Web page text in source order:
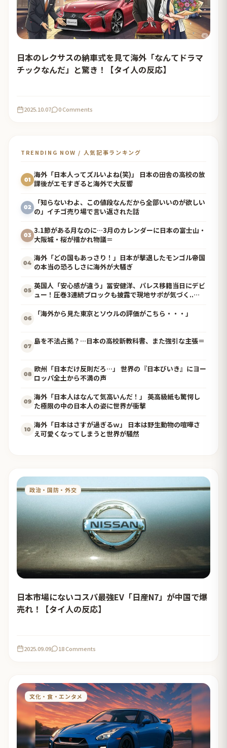
日本のレクサスの納車式を見て海外「なんてドラマ
チックなんだ」と驚き！【タイ人の反応】
2025.10.07 0 Comments
TRENDING NOW / 人気記事ランキング
01
海外「日本人ってズルいよね(笑)」 日本の田舎の高校の放
課後がエモすぎると海外で大反響
02
「知らないわよ、この値段なんだから全部いいのが欲しい
の」イチゴ売り場で言い返された話
03
3.1節がある月なのに…3月のカレンダーに日本の富士山・
大阪城・桜が描かれ物議＝
04
海外「どの国もあっさり！」日本が撃退したモンゴル帝国
の本当の恐ろしさに海外が大騒ぎ
05
英国人「安心感が違う」冨安健洋、パレス移籍当日にデビ
ュー！圧巻3連続ブロックも披露で現地サポが気づく..
06
「海外から見た東京とソウルの評価がこちら・・・」
07
島を不法占拠？…日本の高校新教科書、また強引な主張＝
08
欧州「日本だけ反則だろ…」 世界の『日本びいき』にヨー
ロッパ全土から不満の声
09
海外「日本人はなんて気高いんだ！」 英高級紙も驚愕し
た極限の中の日本人の姿に世界が衝撃
10
海外「日本はさすが過ぎるｗ」 日本は野生動物の喧嘩さ
え可愛くなってしまうと世界が騒然
政治・国防・外交
日本市場にないコスパ最強EV「日産N7」が中国で爆
売れ！【タイ人の反応】
2025.09.09 18 Comments
文化・食・エンタメ